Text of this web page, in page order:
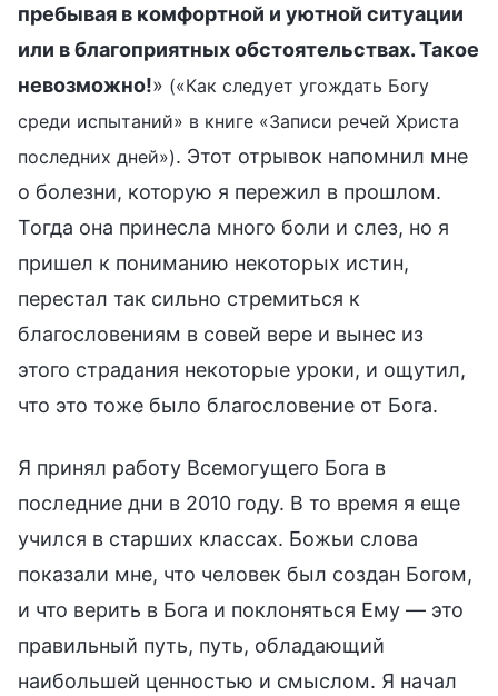
пребывая в комфортной и уютной ситуации
или в благоприятных обстоятельствах. Такое
невозможно!» («Как следует угождать Богу
среди испытаний» в книге «Записи речей Христа
последних дней»). Этот отрывок напомнил мне
о болезни, которую я пережил в прошлом.
Тогда она принесла много боли и слез, но я
пришел к пониманию некоторых истин,
перестал так сильно стремиться к
благословениям в совей вере и вынес из
этого страдания некоторые уроки, и ощутил,
что это тоже было благословение от Бога.
Я принял работу Всемогущего Бога в
последние дни в 2010 году. В то время я еще
учился в старших классах. Божьи слова
показали мне, что человек был создан Богом,
и что верить в Бога и поклоняться Ему — это
правильный путь, путь, обладающий
наибольшей ценностью и смыслом. Я начал